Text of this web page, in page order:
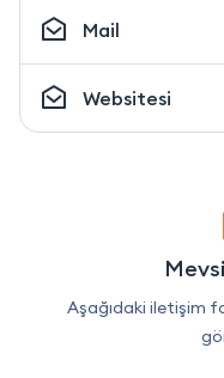
Mail
Websitesi
Aşağıdaki iletişim